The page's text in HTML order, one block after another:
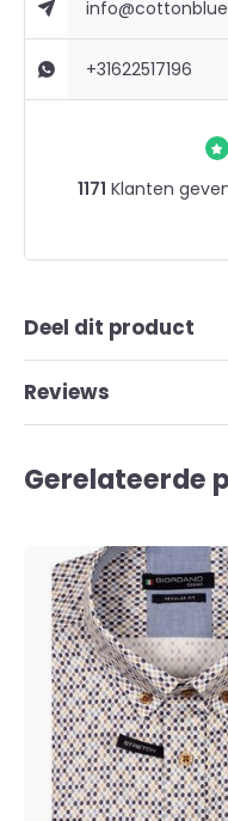
+31622517196
1171 Klanten
Deel dit product
Reviews
Gerelateerde